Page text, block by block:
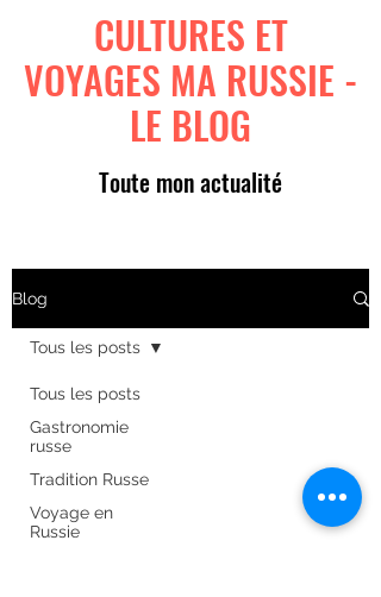
CULTURES ET
VOYAGES MA RUSSIE -
LE BLOG
Toute mon actualité
Blog
Tous les posts
Gastronomie
russe
Tradition Russe
Voyage en
Russie
Tous les posts